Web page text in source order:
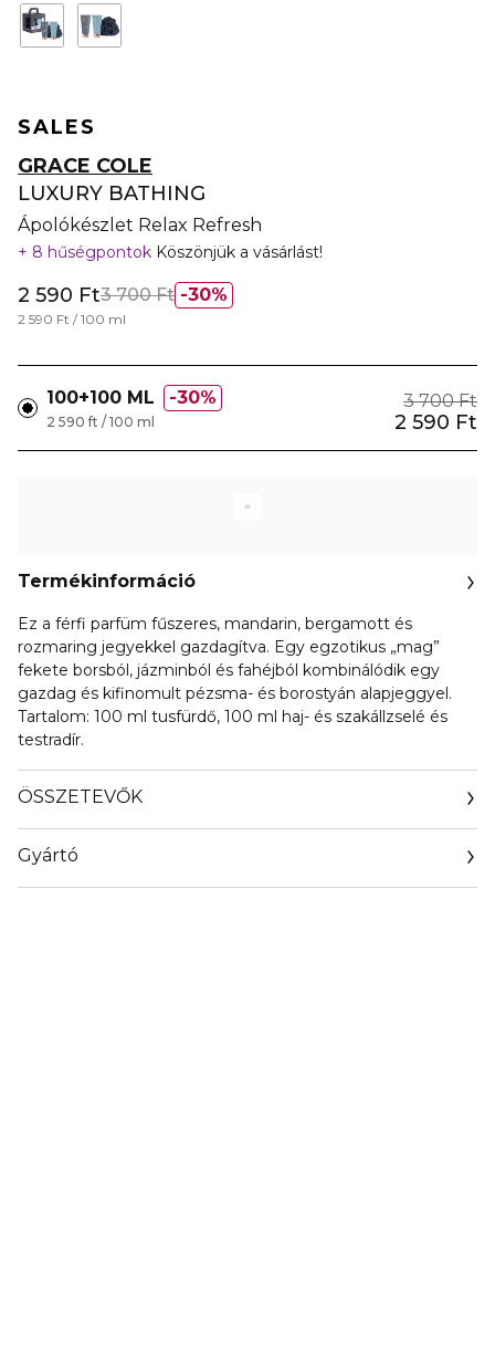
SALES
GRACE COLE
LUXURY BATHING
Ápolókészlet Relax Refresh
8 hűségpontok Köszönjük a vásárlást!
30%
2 590 Ft3 700 Ft
2 590 Ft / 100 ml
100+100 ML 30% 3 700 Ft
2 590 Ft
2 590 ft / 100 ml
Termékinformáció
Ez a férfi parfüm fűszeres, mandarin, bergamott és
rozmaring jegyekkel gazdagítva. Egy egzotikus „mag”
fekete borsból, jázminból és fahéjból kombinálódik egy
gazdag és kifinomult pézsma- és borostyán alapjeggyel.
Tartalom: 100 ml tusfürdő, 100 ml haj- és szakállzselé és
testradír.
ÖSSZETEVŐK
Gyártó